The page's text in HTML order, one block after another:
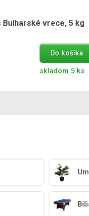
Bulharské vrece, 5 kg
Do košíka
skladom 5 ks